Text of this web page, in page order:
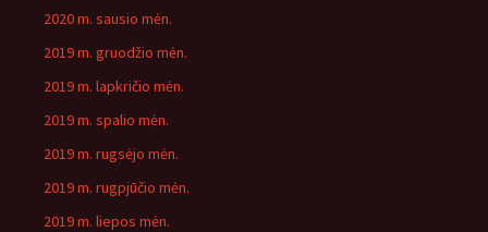
2020 m. sausio mėn.
2019 m. gruodžio mėn.
2019 m. lapkričio mėn.
2019 m. spalio mėn.
2019 m. rugsėjo mėn.
2019 m. rugpjūčio mėn.
2019 m. liepos mėn.